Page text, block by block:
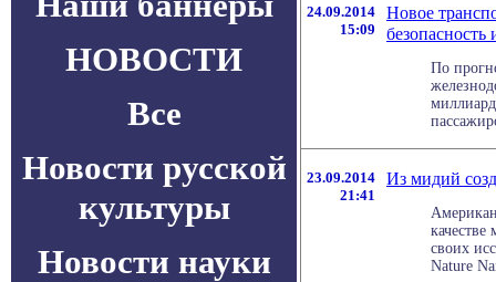
НОВОСТИ
Все
Новости русской
культуры
Новости науки
24.09.2014
15:09
Новое
По
23.09.2014
21:41
Из мидий
качестве
своих
Nature